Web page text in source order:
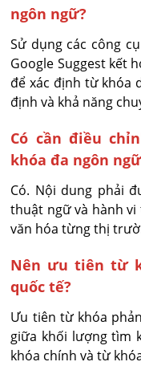
ngôn ngữ?
Sử dụng các công
Google Suggest kết
để xác định từ khóa
định và khả năng
Có cần điều
khóa đa ngôn
Có. Nội dung phải
thuật ngữ và hành
văn hóa từng thị
Nên ưu tiên từ
quốc tế?
Ưu tiên từ khóa
giữa khối lượng tìm
khóa chính và từ